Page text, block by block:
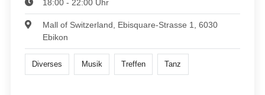
18:00 - 22:00 Uhr
Mall of Switzerland, Ebisquare-Strasse 1, 6030
Ebikon
Diverses Musik Treffen Tanz